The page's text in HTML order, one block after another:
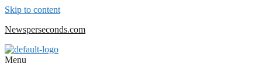
Skip to content
Newsperseconds.com
Menu